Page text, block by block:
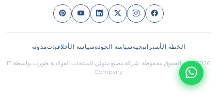
الخطة الأستراتيجية سياسة الجودةسياسة الأخلاقياتمدونة
2026 جميع الحقوق محفوظة. شركة مصنع متولي للمنتجات الفولاذية طورت بواسطة IT
Company